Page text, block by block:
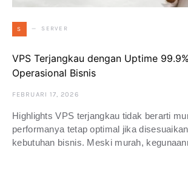
S SERVER
VPS Terjangkau dengan Uptime
Operasional Bisnis
FEBRUARI 17, 2026
Highlights VPS terjangkau tidak berarti
performanya tetap optimal jika
kebutuhan bisnis. Meski murah,